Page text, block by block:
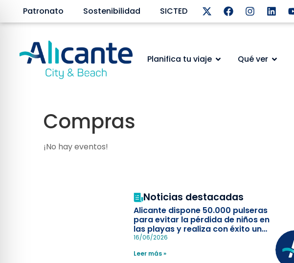
Patronato Sostenibilidad SICTED
Planifica tu viaje Qué ver
Compras
¡No hay eventos!
Noticias destacadas
Alicante dispone 50.000 pulseras
para evitar la pérdida de niños en
las playas y realiza con éxito un
simulacro de socorrismo
16/06/2026
Leer más »